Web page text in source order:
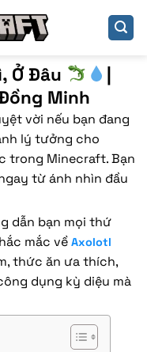
Ở Đâu
Minh
vời nếu bạn đang
lý tưởng cho
trong Minecraft. Bạn
từ ánh nhìn đầu
dẫn bạn mọi thứ
mắc về Axolotl
thức ăn ưa thích,
dụng kỳ diệu mà